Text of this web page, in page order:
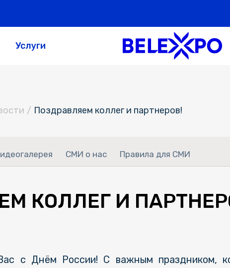
Услуги
/ Поздравляем коллег и партнеров!
СМИ о нас Правила для СМИ
КОЛЛЕГ И
с Днём России! С важным праздником,